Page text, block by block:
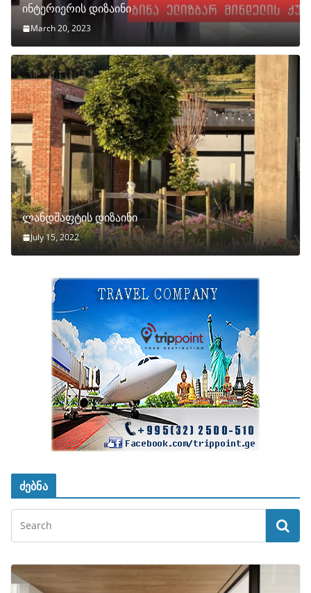
ინტერიერის დიზაინი
March 20, 2023
ლანდშაფტის დიზაინი
July 15, 2022
ძებნა